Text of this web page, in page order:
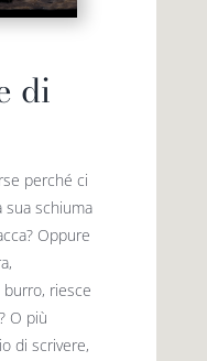
di
perché ci
sua schiuma
Oppure
burro, riesce
O più
di scrivere,